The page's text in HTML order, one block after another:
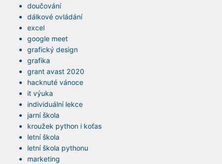
doučování
dálkové ovládání
excel
google meet
grafický design
grafika
grant avast 2020
hacknuté vánoce
it výuka
individuální lekce
jarní škola
kroužek python i koťas
letní škola
letní škola pythonu
marketing